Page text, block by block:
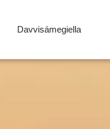
Davvisámegiella